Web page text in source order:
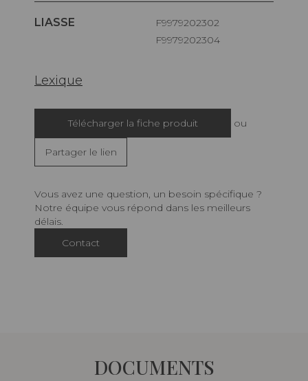
LIASSE
F9979202302
F9979202304
Lexique
Télécharger la fiche produit ou
Partager le lien
Vous avez une question, un besoin spécifique ?
Notre équipe vous répond dans les meilleurs
délais.
Contact
DOCUMENTS